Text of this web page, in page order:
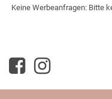
Keine Werbeanfragen: Bitte